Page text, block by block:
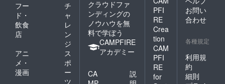
フー
ド・
飲食
店
チ
ャ
レ
ン
ジ
アニ
メ・
漫画
ス
ポ
ー
ツ
クラウドファ
ンディングの
ノウハウを無
料で学ぼう
CAMPFIRE
アカデミー
CA
説
PFI
RE
Crea
tion
CAM
PFI
RE
for
お問い
合わせ
各種規定
利用規
約
細則